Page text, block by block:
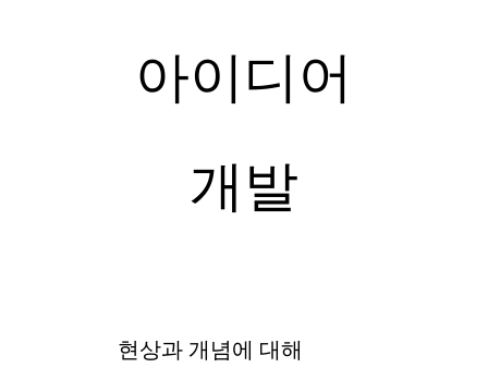
아이디어
개발
현상과 개념에 대해